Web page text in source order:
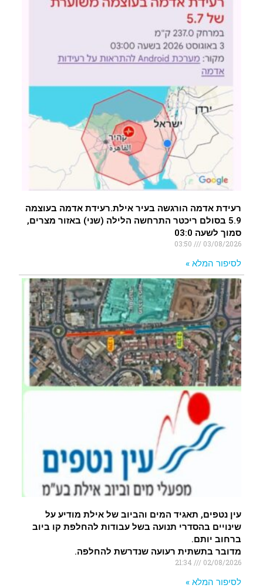
רעידת אדמה הורגשה בעיר אילת.רעידת אדמה בעוצמה
5.9 בסולם ריכטר התרחשה הלילה (שני) באזור מצרים,
סמוך לשעה 03:0
03/08/2026
לסיפור המלא »
עין נטפים, תאגיד המים והביוב של אילת מודיע על
שינויים בהסדרי תנועה בשל עבודות להחלפת קו ביוב
ברחוב יותם.
מדובר בתשתית רעועה שנדרשת להחלפה.
02/08/2026
לסיפור המלא »